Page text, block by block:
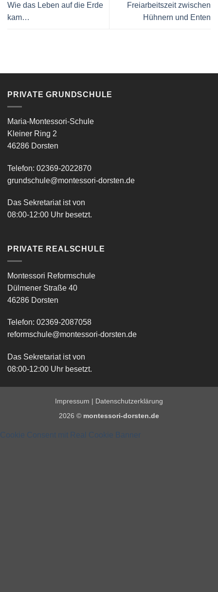
Wie das Leben auf die Erde
kam…
Freiarbeitszeit zwischen
Hühnern und Enten
PRIVATE GRUNDSCHULE
Maria-Montessori-Schule
Kleiner Ring 2
46286 Dorsten
Telefon: 02369-2022870
grundschule@montessori-dorsten.de
Das Sekretariat ist von
08:00-12:00 Uhr besetzt.
PRIVATE REALSCHULE
Montessori Reformschule
Dülmener Straße 40
46286 Dorsten
Telefon: 02369-2087058
reformschule@montessori-dorsten.de
Das Sekretariat ist von
08:00-12:00 Uhr besetzt.
Impressum | Datenschutzerklärung
2026 © montessori-dorsten.de
Cookie Consent mit Real Cookie Banner